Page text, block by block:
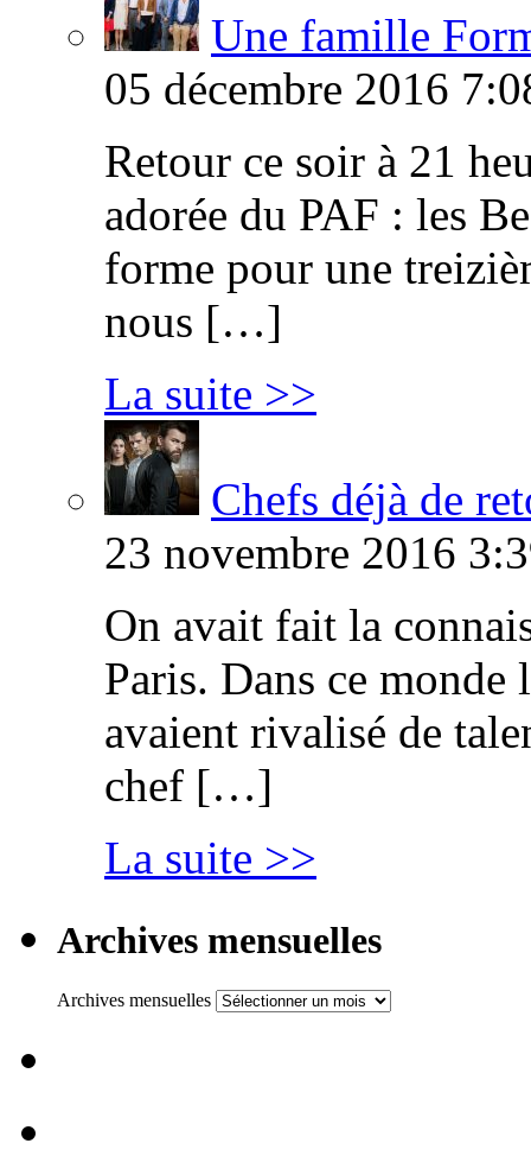
Une famille
05 décembre 2016
Retour ce soir à 21
adorée du PAF : les
forme pour une
nous […]
La suite >>
Chefs déjà de
23 novembre 2016
On avait fait la
Paris. Dans ce
avaient rivalisé de
chef […]
La suite >>
Archives mensuelles
Archives mensuelles